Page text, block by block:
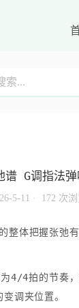
谱 G调指法
5-11 · 172 次
整体把握张弛
4/4拍的节奏
调夹位置。